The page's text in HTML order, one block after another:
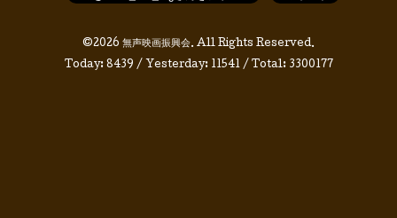
©2026 無声映画振興会. All Rights Reserved.
Today: 8439 / Yesterday: 11541/ Total: 3300177